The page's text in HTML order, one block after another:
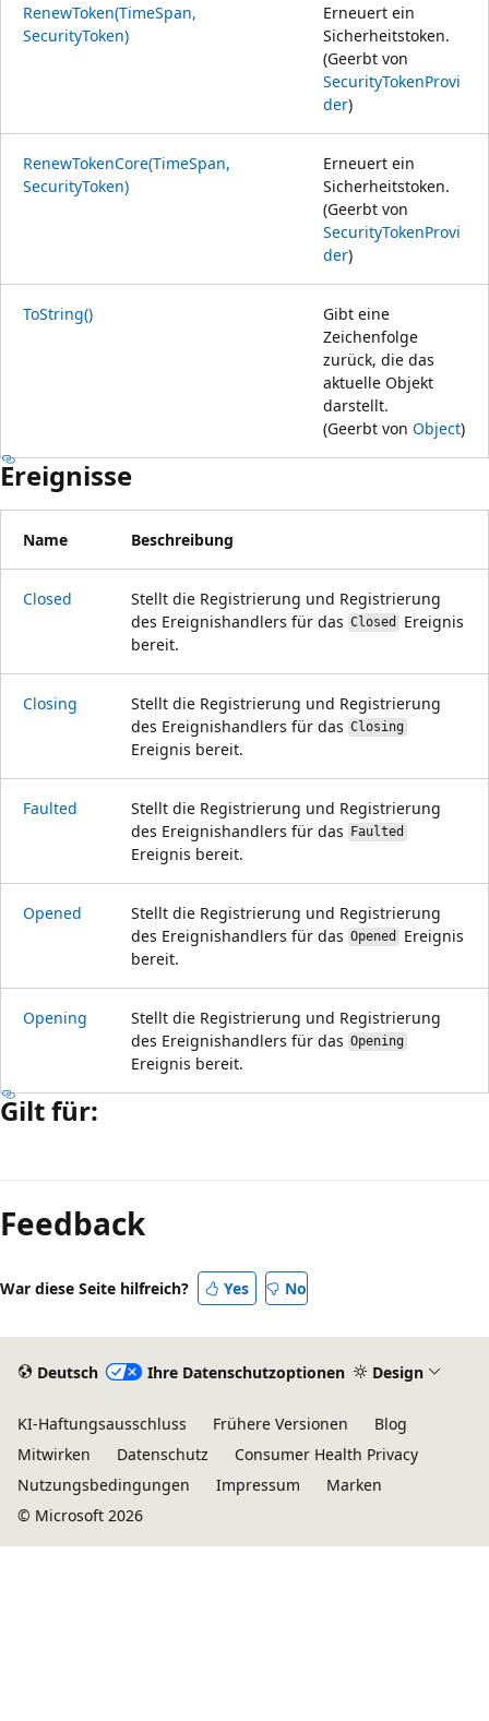
RenewToken(TimeSpan,
SecurityToken)
Erneuert ein
Sicherheitstoken.
(Geerbt von
SecurityTokenProvi
der)
RenewTokenCore(TimeSpan,
SecurityToken)
Erneuert ein
Sicherheitstoken.
(Geerbt von
SecurityTokenProvi
der)
ToString()
Gibt eine
Zeichenfolge
zurück, die das
aktuelle Objekt
darstellt.
(Geerbt von Object)
Ereignisse
Name Beschreibung
Closed
Stellt die Registrierung und Registrierung
des Ereignishandlers für das Closed
Ereignis
bereit.
Closing
Stellt die Registrierung und Registrierung
des Ereignishandlers für das Closing
Ereignis bereit.
Faulted
Stellt die Registrierung und Registrierung
des Ereignishandlers für das
Faulted
Ereignis bereit.
Opened
Stellt die Registrierung und Registrierung
des Ereignishandlers für das Opened
Ereignis
bereit.
Opening
Stellt die Registrierung und Registrierung
des Ereignishandlers für das Opening
Ereignis bereit.
Gilt für:
Feedback
War diese Seite hilfreich? Yes No
Deutsch Ihre Datenschutzoptionen Design
KI-Haftungsausschluss Frühere Versionen
Blog
Mitwirken
Datenschutz
Consumer Health Privacy
Nutzungsbedingungen
Impressum
Marken
© Microsoft 2026